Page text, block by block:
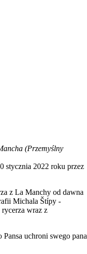
(Przemyślny
stycznia 2022 roku przez
z La Manchy od dawna
Michala Štípy -
wraz z
uchroni swego pana